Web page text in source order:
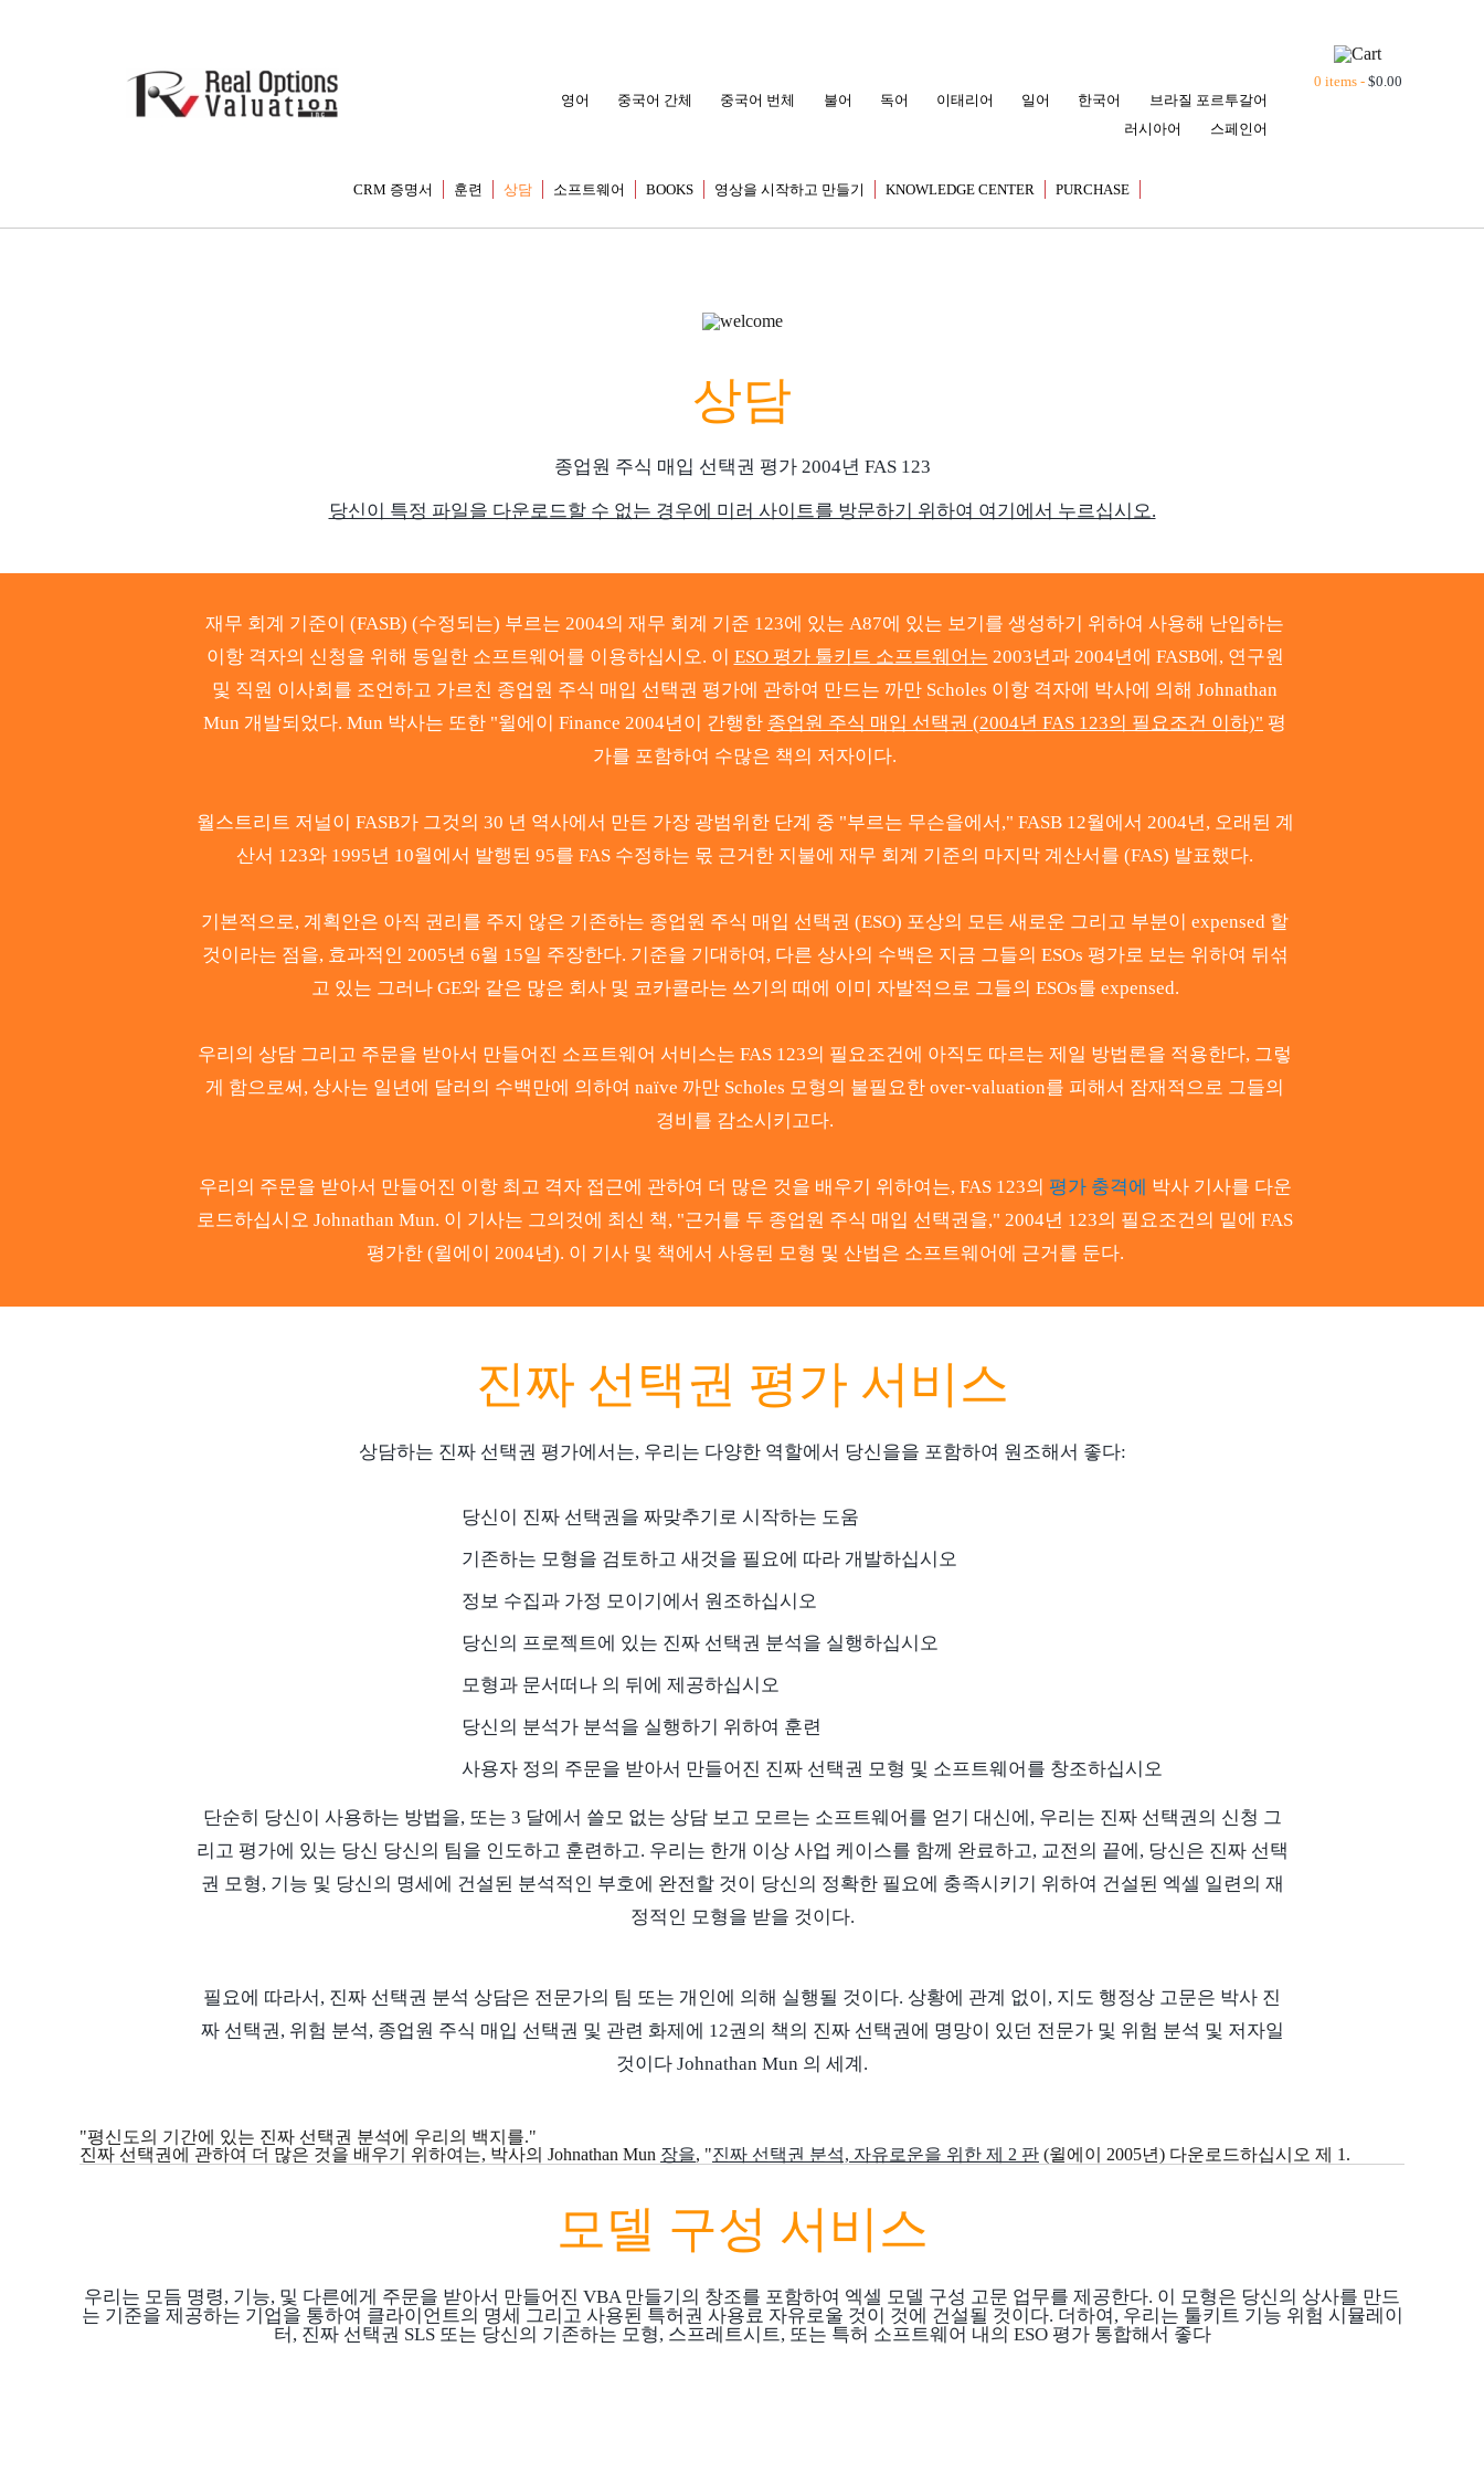
영어 중국어 간체 중국어 번체 불어 독어 이태리어 일어 한국어
브라질 포르투갈어
러시아어
스페인어
0 items - $0.00
CRM 증명서 훈련 상담 소프트웨어 BOOKS 영상을 시작하고 만들기 KNOWLEDGE CENTER PURCHASE
상담
종업원 주식 매입 선택권 평가 2004년 FAS 123
당신이 특정 파일을 다운로드할 수 없는 경우에 미러 사이트를 방문하기 위하여 여기에서 누르십시오.
재무 회계 기준이 (FASB) (수정되는) 부르는 2004의 재무 회계 기준 123에 있는 A87에 있는 보기를 생성하기 위하여 사용해 난입하는
이항 격자의 신청을 위해 동일한 소프트웨어를 이용하십시오. 이 ESO 평가 툴키트 소프트웨어는 2003년과 2004년에 FASB에, 연구원
및 직원 이사회를 조언하고 가르친 종업원 주식 매입 선택권 평가에 관하여 만드는 까만 Scholes 이항 격자에 박사에 의해 Johnathan
Mun 개발되었다. Mun 박사는 또한 "윌에이 Finance 2004년이 간행한 종업원 주식 매입 선택권 (2004년 FAS 123의 필요조건 이하)" 평
가를 포함하여 수많은 책의 저자이다.
월스트리트 저널이 FASB가 그것의 30 년 역사에서 만든 가장 광범위한 단계 중 "부르는 무슨을에서," FASB 12월에서 2004년, 오래된 계
산서 123와 1995년 10월에서 발행된 95를 FAS 수정하는 몫 근거한 지불에 재무 회계 기준의 마지막 계산서를 (FAS) 발표했다.
기본적으로, 계획안은 아직 권리를 주지 않은 기존하는 종업원 주식 매입 선택권 (ESO) 포상의 모든 새로운 그리고 부분이 expensed 할
것이라는 점을, 효과적인 2005년 6월 15일 주장한다. 기준을 기대하여, 다른 상사의 수백은 지금 그들의 ESOs 평가로 보는 위하여 뒤섞
고 있는 그러나 GE와 같은 많은 회사 및 코카콜라는 쓰기의 때에 이미 자발적으로 그들의 ESOs를 expensed.
우리의 상담 그리고 주문을 받아서 만들어진 소프트웨어 서비스는 FAS 123의 필요조건에 아직도 따르는 제일 방법론을 적용한다, 그렇
게 함으로써, 상사는 일년에 달러의 수백만에 의하여 naïve 까만 Scholes 모형의 불필요한 over-valuation를 피해서 잠재적으로 그들의
경비를 감소시키고다.
우리의 주문을 받아서 만들어진 이항 최고 격자 접근에 관하여 더 많은 것을 배우기 위하여는, FAS 123의 평가 충격에 박사 기사를 다운
로드하십시오 Johnathan Mun. 이 기사는 그의것에 최신 책, "근거를 두 종업원 주식 매입 선택권을," 2004년 123의 필요조건의 밑에 FAS
평가한 (윌에이 2004년). 이 기사 및 책에서 사용된 모형 및 산법은 소프트웨어에 근거를 둔다.
진짜 선택권 평가 서비스
상담하는 진짜 선택권 평가에서는, 우리는 다양한 역할에서 당신을을 포함하여 원조해서 좋다:
당신이 진짜 선택권을 짜맞추기로 시작하는 도움
기존하는 모형을 검토하고 새것을 필요에 따라 개발하십시오
정보 수집과 가정 모이기에서 원조하십시오
당신의 프로젝트에 있는 진짜 선택권 분석을 실행하십시오
모형과 문서떠나 의 뒤에 제공하십시오
당신의 분석가 분석을 실행하기 위하여 훈련
사용자 정의 주문을 받아서 만들어진 진짜 선택권 모형 및 소프트웨어를 창조하십시오
단순히 당신이 사용하는 방법을, 또는 3 달에서 쓸모 없는 상담 보고 모르는 소프트웨어를 얻기 대신에, 우리는 진짜 선택권의 신청 그
리고 평가에 있는 당신 당신의 팀을 인도하고 훈련하고. 우리는 한개 이상 사업 케이스를 함께 완료하고, 교전의 끝에, 당신은 진짜 선택
권 모형, 기능 및 당신의 명세에 건설된 분석적인 부호에 완전할 것이 당신의 정확한 필요에 충족시키기 위하여 건설된 엑셀 일련의 재
정적인 모형을 받을 것이다.
필요에 따라서, 진짜 선택권 분석 상담은 전문가의 팀 또는 개인에 의해 실행될 것이다. 상황에 관계 없이, 지도 행정상 고문은 박사 진
짜 선택권, 위험 분석, 종업원 주식 매입 선택권 및 관련 화제에 12권의 책의 진짜 선택권에 명망이 있던 전문가 및 위험 분석 및 저자일
것이다 Johnathan Mun 의 세계.
"평신도의 기간에 있는 진짜 선택권 분석에 우리의 백지를."
진짜 선택권에 관하여 더 많은 것을 배우기 위하여는, 박사의 Johnathan Mun 장을, "진짜 선택권 분석, 자유로운을 위한 제 2 판 (윌에이 2005년) 다운로드하십시오 제 1.
모델 구성 서비스
우리는 모듬 명령, 기능, 및 다른에게 주문을 받아서 만들어진 VBA 만들기의 창조를 포함하여 엑셀 모델 구성 고문 업무를 제공한다. 이 모형은 당신의 상사를 만드
는 기준을 제공하는 기업을 통하여 클라이언트의 명세 그리고 사용된 특허권 사용료 자유로울 것이 것에 건설될 것이다. 더하여, 우리는 툴키트 기능 위험 시뮬레이
터, 진짜 선택권 SLS 또는 당신의 기존하는 모형, 스프레트시트, 또는 특허 소프트웨어 내의 ESO 평가 통합해서 좋다